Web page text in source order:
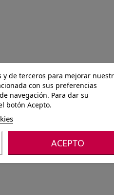
y de terceros para mejorar
con sus preferencias
navegación. Para dar su
botón Acepto.
ACEPTO